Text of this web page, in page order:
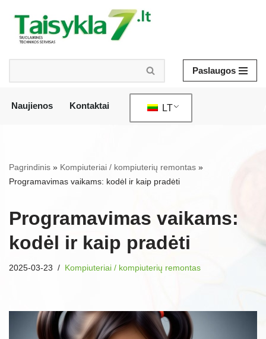
Pereiti
prie
turinio
Paslaugos
Naujienos Kontaktai LT
Pagrindinis » Kompiuteriai / kompiuterių remontas »
Programavimas vaikams: kodėl ir kaip pradėti
Programavimas vaikams:
kodėl ir kaip pradėti
2025-03-23 Kompiuteriai / kompiuterių remontas